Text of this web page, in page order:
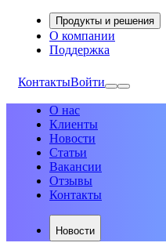
Продукты и решения
О компании
Поддержка
КонтактыВойти
О нас
Клиенты
Новости
Статьи
Вакансии
Отзывы
Контакты
Новости